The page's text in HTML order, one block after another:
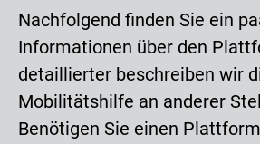
Nachfolgend finden Sie ein
Informationen über den
detaillierter beschreiben wir
Mobilitätshilfe an anderer
Benötigen Sie einen